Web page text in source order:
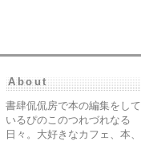
About
書肆侃侃房で本の編集をして
いるぴのこのつれづれなる
日々。大好きなカフェ、本、